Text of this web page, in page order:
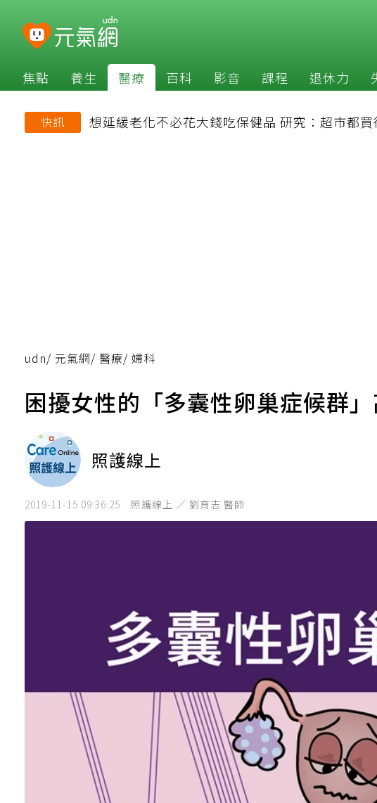
焦點 養生 醫療 百科 影音 課程 退休力
快訊 想延緩老化不必花大錢吃保健品 研究：超市都
udn/ 元氣網/ 醫療/ 婦科
困擾女性的「多囊性卵巢症候群
照護線上
2019-11-15 09:36:25 照護線上 ／ 劉育志 醫師